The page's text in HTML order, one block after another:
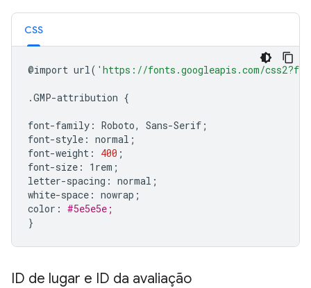
CSS
@import url( 'https://fonts.googleapis.com/
.GMP-attribution {
font-family: Roboto, Sans-Serif ;
font-style: normal ;
font-weight:
400 ;
font-size:
1rem ;
letter-spacing: normal ;
white-space: nowrap ;
color: #5e5e5e;
}
ID de lugar e ID da avaliação